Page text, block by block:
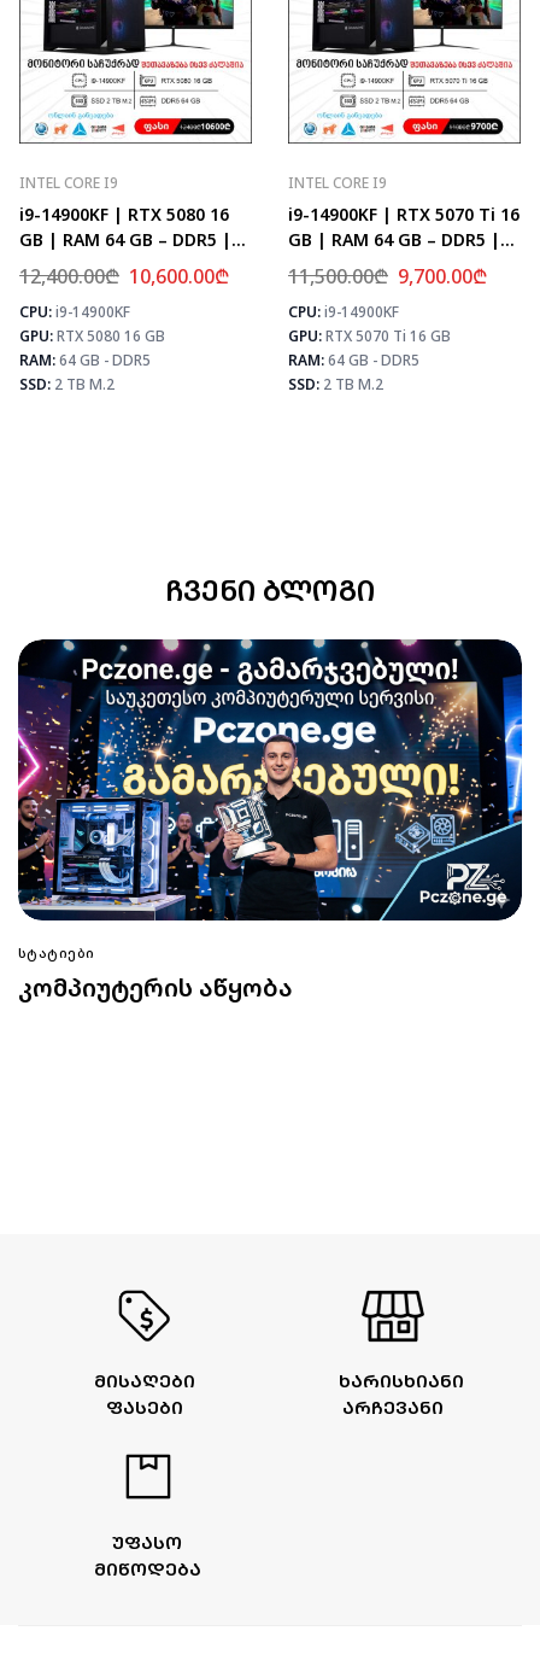
MAX FPS
CS2
435
PUBG
259
Fortnite
306
INTEL CORE I9
i9-14900KF | RTX 5080 16
GB | RAM 64 GB – DDR5 |
Z790 | SSD 2 TB M.2
12,400.00₾ 10,600.00₾
CPU:i9-14900KF
GPU:RTX 5080 16 GB
RAM:64 GB - DDR5
SSD: 2 TB M.2
⚡ MAX FPS
CS2
504
PUBG
307
Fortnite
361
INTEL CORE I9
i9-14900KF | RTX 5070 Ti 16
GB | RAM 64 GB – DDR5 |
Z790 | SSD 2 TB M.2
11,500.00₾ 9,700.00₾
CPU:i9-14900KF
GPU:RTX 5070 Ti 16 GB
RAM:64 GB - DDR5
SSD: 2 TB M.2
ᲩᲕᲔᲜᲘ ᲑᲚᲝᲒᲘ
ᲡᲢᲐᲢᲘᲔᲑᲘ
კომპიუტერის აწყობა
ᲮᲐᲠᲘᲡᲮᲘᲐᲜᲘ
ᲐᲠᲩᲔᲕᲐᲜᲘ
ᲛᲘᲡᲐᲦᲔᲑᲘ
ᲤᲐᲡᲔᲑᲘ
ᲣᲤᲐᲡᲝ
ᲛᲘᲬᲝᲓᲔᲑᲐ